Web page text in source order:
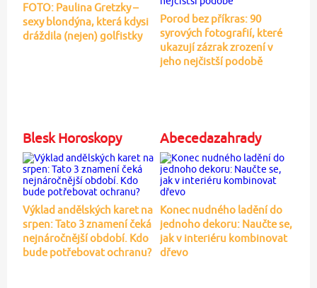
FOTO: Paulina Gretzky –
sexy blondýna, která kdysi
dráždila (nejen) golfistky
Porod bez příkras: 90
syrových fotografií, které
ukazují zázrak zrození v
jeho nejčistší podobě
Blesk Horoskopy
Výklad andělských karet na
srpen: Tato 3 znamení čeká
nejnáročnější období. Kdo
bude potřebovat ochranu?
Abecedazahrady
Konec nudného ladění do
jednoho dekoru: Naučte se,
jak v interiéru kombinovat
dřevo